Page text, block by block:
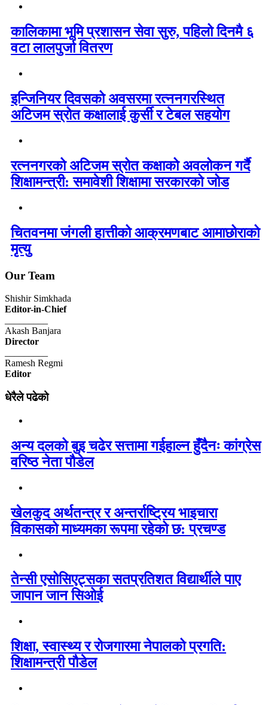
कालिकामा भूमि प्रशासन सेवा सुरु, पहिलो दिनमै ६
वटा लालपुर्जा वितरण
इन्जिनियर दिवसको अवसरमा रत्ननगरस्थित
अटिजम स्रोत कक्षालाई कुर्सी र टेबल सहयोग
रत्ननगरको अटिजम स्रोत कक्षाको अवलोकन गर्दै
शिक्षामन्त्री: समावेशी शिक्षामा सरकारको जोड
चितवनमा जंगली हात्तीको आक्रमणबाट आमाछोराको
मृत्यु
Our Team
Shishir Simkhada
Editor-in-Chief
Akash Banjara
Director
Ramesh Regmi
Editor
धेरैले पढेको
अन्य दलको बुइ चढेर सत्तामा गईहाल्न हुँदैनः कांग्रेस
वरिष्ठ नेता पौडेल
खेलकुद अर्थतन्त्र र अन्तर्राष्ट्रिय भाइचारा
विकासको माध्यमका रूपमा रहेको छ: प्रचण्ड
तेन्सी एसोसिएट्सका सतप्रतिशत विद्यार्थीले पाए
जापान जान सिओई
शिक्षा, स्वास्थ्य र रोजगारमा नेपालको प्रगति:
शिक्षामन्त्री पौडेल